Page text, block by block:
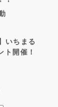
動
いちまる
ト開催！